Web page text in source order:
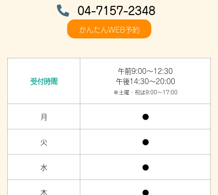
04-7157-2348
かんたんWEB予約
受付時間
午前9:00～12:30
午後14:30～20:00
※土曜・祝は9:00～17:00
月 ●
火 ●
水 ●
木 ●